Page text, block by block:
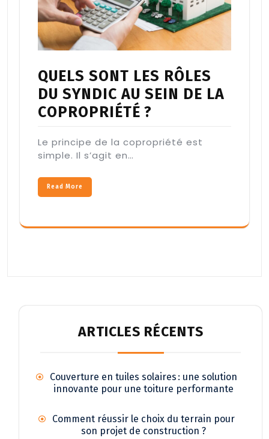
QUELS SONT LES RÔLES
DU SYNDIC AU SEIN DE LA
COPROPRIÉTÉ ?
Le principe de la copropriété est
simple. Il s’agit en…
Read More
ARTICLES RÉCENTS
Couverture en tuiles solaires : une solution
innovante pour une toiture performante
Comment réussir le choix du terrain pour
son projet de construction ?